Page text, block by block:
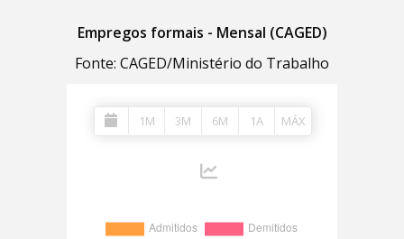
Empregos formais - Mensal (CAGED)
Fonte: CAGED/Ministério do Trabalho
1M 3M 6M 1A MÁX